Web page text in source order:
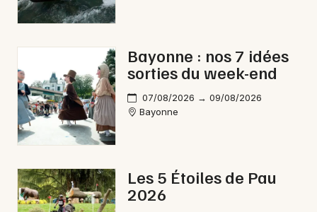
Bayonne : nos 7 idées
sorties du week-end
07/08/2026 → 09/08/2026
Bayonne
Les 5 Étoiles de Pau
2026